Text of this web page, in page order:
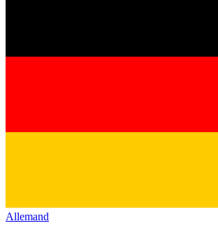
Allemand